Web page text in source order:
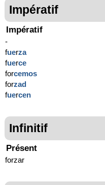
Impératif
Impératif
-
fuerza
fuerce
forcemos
forzad
fuercen
Infinitif
Présent
forzar